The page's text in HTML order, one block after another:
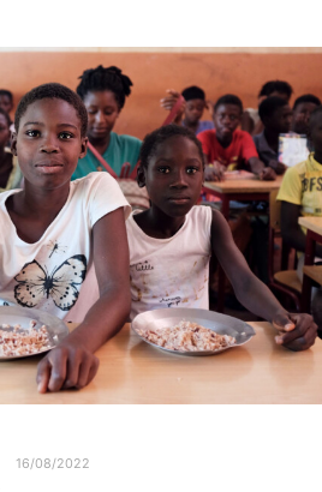
16/08/2022